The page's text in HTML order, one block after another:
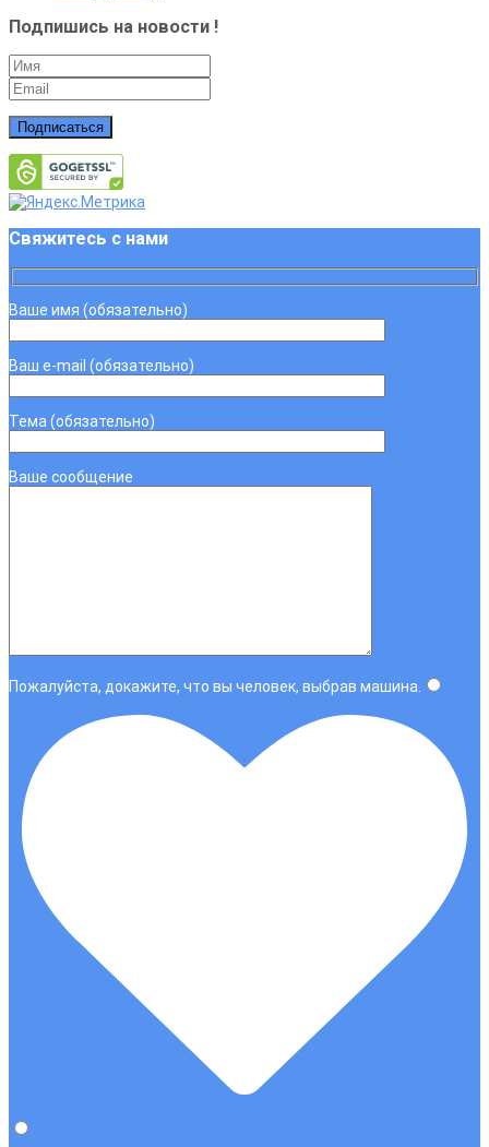
Подпишись на новости !
Подписаться
Свяжитесь с нами
Ваше имя (обязательно)
Ваш e-mail (обязательно)
Тема (обязательно)
Ваше сообщение
Пожалуйста, докажите, что вы человек, выбрав машина.